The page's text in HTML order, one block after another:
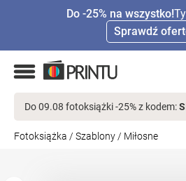
Do -25% na wszystko!
Sprawdź
Do 09.08 fotoksiążki -25% z kodem:
Fotoksiążka / Szablony / Miłosne